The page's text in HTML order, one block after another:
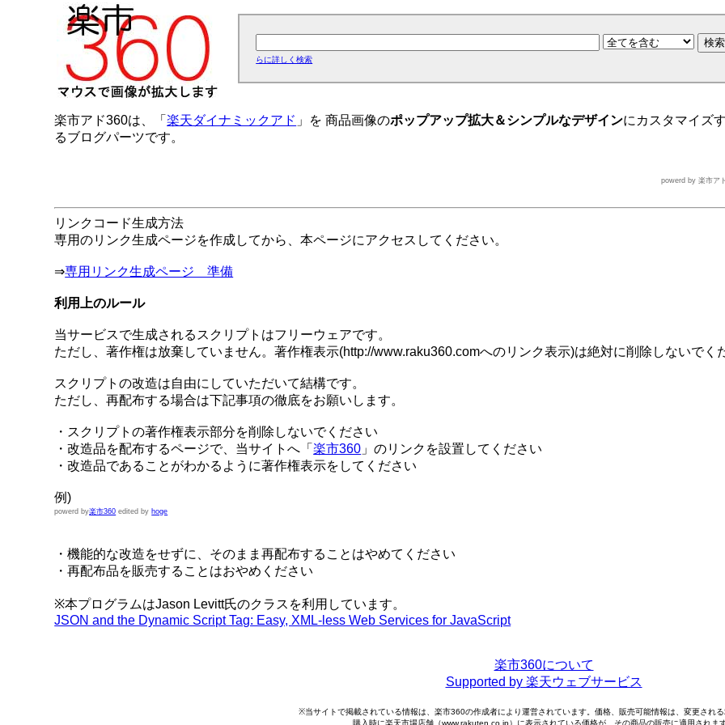
らに詳しく検索
楽市アド360は、「楽天ダイナミックアド 」を 商品画像のポップアップ拡大＆シンプルなデザインにカスタマイズす
るブログパーツです。
powerd by 楽市ア
リンクコード生成方法
専用のリンク生成ページを作成してから、本ページにアクセスしてください。
⇒専用リンク生成ページ 準備
利用上のルール
当サービスで生成されるスクリプトはフリーウェアです。
ただし、著作権は放棄していません。著作権表示(http://www.raku360.comへのリンク表示)は絶対に削除しないでく
スクリプトの改造は自由にしていただいて結構です。
ただし、再配布する場合は下記事項の徹底をお願いします。
・スクリプトの著作権表示部分を削除しないでください
・改造品を配布するページで、当サイトへ「楽市360 」のリンクを設置してください
・改造品であることがわかるように著作権表示をしてください
例)
powerd by楽市360 edited by hoge
・機能的な改造をせずに、そのまま再配布することはやめてください
・再配布品を販売することはおやめください
※本プログラムはJason Levitt氏のクラスを利用しています。
JSON and the Dynamic Script Tag: Easy, XML-less Web Services for JavaScript
楽市360について
Supported by 楽天ウェブサービス
※当サイトで掲載されている情報は、楽市360の作成者により運営されています。価格、販売可能情報は、変更される
購入時に楽天市場店舗（www.rakuten.co.jp）に表示されている価格が、その商品の販売に適用されます